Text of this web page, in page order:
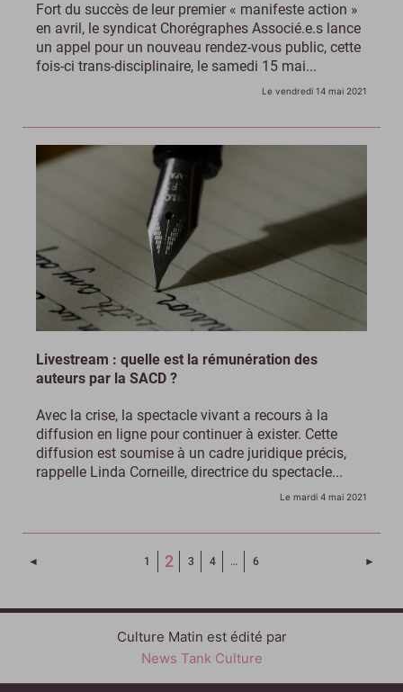
Fort du succès de leur premier « manifeste action »
en avril, le syndicat Chorégraphes Associé.e.s lance
un appel pour un nouveau rendez-vous public, cette
fois-ci trans-disciplinaire, le samedi 15 mai...
Le vendredi 14 mai 2021
Livestream : quelle est la rémunération des
auteurs par la SACD ?
Avec la crise, la spectacle vivant a recours à la
diffusion en ligne pour continuer à exister. Cette
diffusion est soumise à un cadre juridique précis,
rappelle Linda Corneille, directrice du spectacle...
Le mardi 4 mai 2021
◄ 1 2(Page courante)
3 4 … 6 ►
Culture Matin est édité par
News Tank Culture